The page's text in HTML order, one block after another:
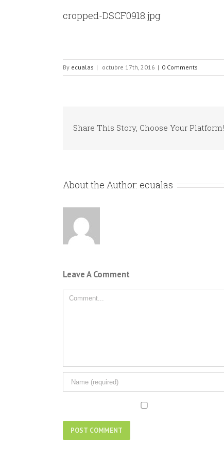
cropped-DSCF0918.jpg
By ecualas | octubre 17th, 2016 | 0 Comments
Share This Story, Choose Your Platform!
About the Author: ecualas
Leave A Comment
Comment